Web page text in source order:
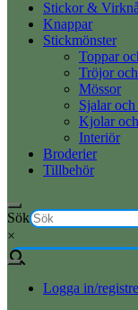
Stickor &
Knappar
Stickmönster
Toppar
Tröjor
Mössor
Sjalar
Kjolar
Interiör
Broderier
Tillbehör
Sök
×
Logga in/